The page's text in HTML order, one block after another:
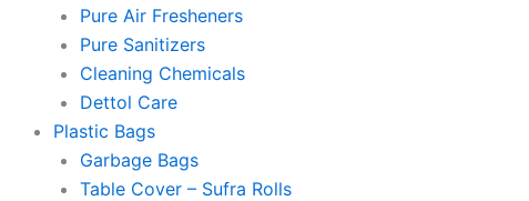
Pure Air Fresheners
Pure Sanitizers
Cleaning Chemicals
Dettol Care
Plastic Bags
Garbage Bags
Table Cover – Sufra Rolls